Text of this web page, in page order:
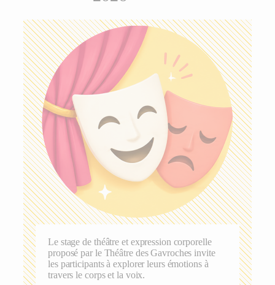
Le stage de théâtre et expression corporelle
proposé par le Théâtre des Gavroches invite
les participants à explorer leurs émotions à
travers le corps et la voix.